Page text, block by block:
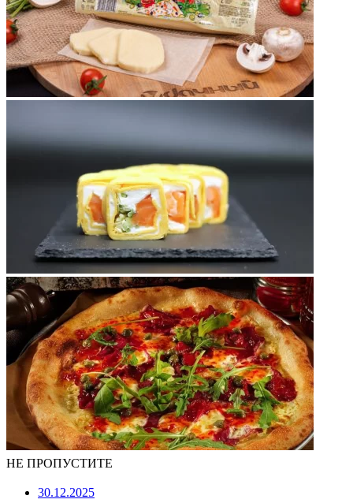
НЕ ПРОПУСТИТЕ
30.12.2025